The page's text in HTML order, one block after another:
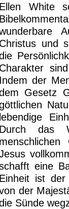
Ellen White
Christus und
Charakter
Indem der
Gesetz
lebendige
Durch das
eine
Einheit ist der
der
Sünde